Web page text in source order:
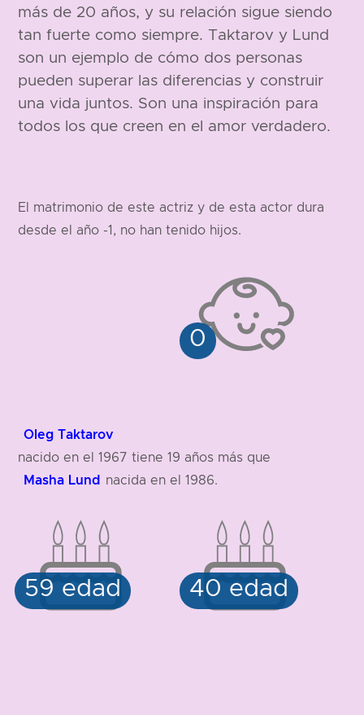
más de 20 años, y su relación sigue siendo
tan fuerte como siempre. Taktarov y Lund
son un ejemplo de cómo dos personas
pueden superar las diferencias y construir
una vida juntos. Son una inspiración para
todos los que creen en el amor verdadero.
El matrimonio de este actriz y de esta actor dura
desde el año -1, no han tenido hijos.
Oleg Taktarov
nacido en el 1967 tiene 19 años más que
Masha Lund nacida en el 1986.